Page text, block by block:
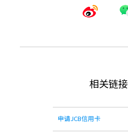
相关链接
申请JCB信用卡